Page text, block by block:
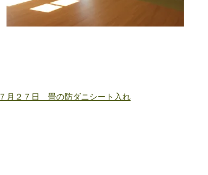
７月２７日 畳の防ダニシート入れ